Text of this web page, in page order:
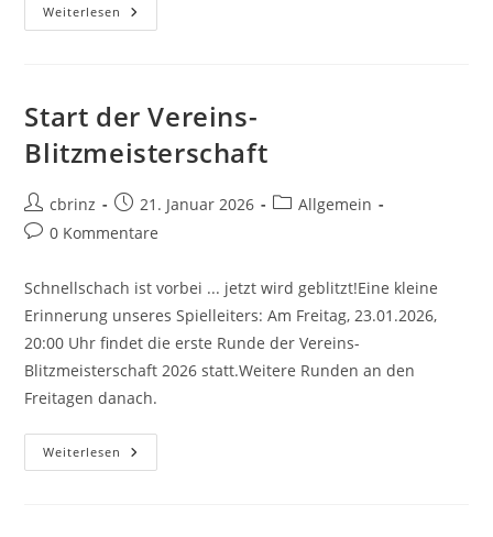
Weiterlesen Dritter
Spieltag
Start der Vereins-
Blitzmeisterschaft
Beitrags-
Autor:
cbrinz
Beitrag
veröffentlicht:
21. Januar 2026
Beitrags-
Allgemein
Beitrags-
0 Kommentare
Schnellschach ist vorbei ... jetzt wird geblitzt!Eine kleine
Erinnerung unseres Spielleiters: Am Freitag, 23.01.2026,
20:00 Uhr findet die erste Runde der Vereins-
Blitzmeisterschaft 2026 statt.Weitere Runden an den
Freitagen danach.
Weiterlesen Start
Der